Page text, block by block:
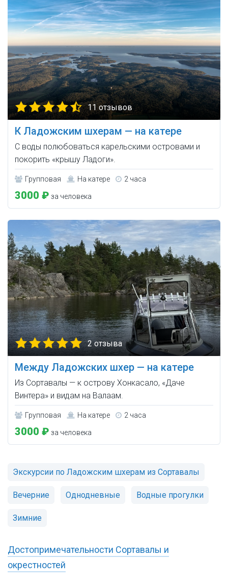
11 отзывов
К Ладожским шхерам — на катере
С воды полюбоваться карельскими островами и
покорить «крышу Ладоги».
Групповая На катере 2 часа
3000 ₽ за человека
2 отзыва
Между Ладожских шхер — на катере
Из Сортавалы — к острову Хонкасало, «Даче
Винтера» и видам на Валаам.
Групповая На катере 2 часа
3000 ₽ за человека
Экскурсии по Ладожским шхерам из Сортавалы
Вечерние Однодневные Водные прогулки
Зимние
Достопримечательности Сортавалы и
окрестностей